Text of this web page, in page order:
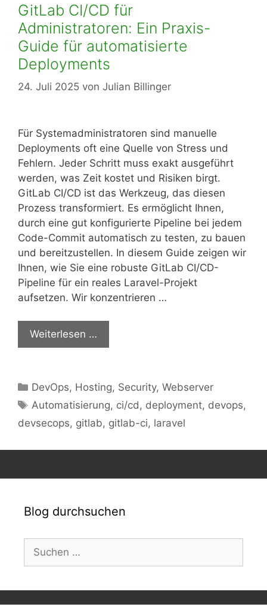
GitLab CI/CD für
Administratoren: Ein Praxis-
Guide für automatisierte
Deployments
24. Juli 2025 von Julian Billinger
Für Systemadministratoren sind manuelle
Deployments oft eine Quelle von Stress und
Fehlern. Jeder Schritt muss exakt ausgeführt
werden, was Zeit kostet und Risiken birgt.
GitLab CI/CD ist das Werkzeug, das diesen
Prozess transformiert. Es ermöglicht Ihnen,
durch eine gut konfigurierte Pipeline bei jedem
Code-Commit automatisch zu testen, zu bauen
und bereitzustellen. In diesem Guide zeigen wir
Ihnen, wie Sie eine robuste GitLab CI/CD-
Pipeline für ein reales Laravel-Projekt
aufsetzen. Wir konzentrieren …
Weiterlesen …
Kategorien
DevOps, Hosting, Security,Webserver
Schlagwörter
Automatisierung, ci/cd , deployment, devops,
devsecops, gitlab, gitlab-ci, laravel
Blog durchsuchen
nach: